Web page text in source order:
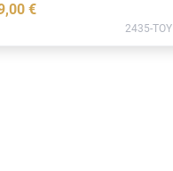
,00 €
2435-TOY